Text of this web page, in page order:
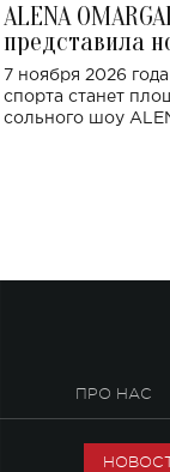
ALENA
представила
большого
спорта
7 ноября 2026
спорта станет
сольного шоу
ПРО НАС